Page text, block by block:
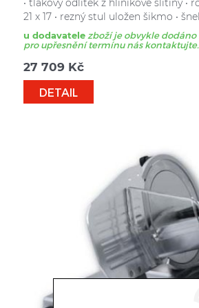
• tlakový odlitek z hliníkové slitiny •
21 x 17 • rezný stul uložen šikmo •
u dodavatele zboží je obvykle dodáno
pro upřesnění termínu nás kontaktujte.
27 709 Kč
DETAIL